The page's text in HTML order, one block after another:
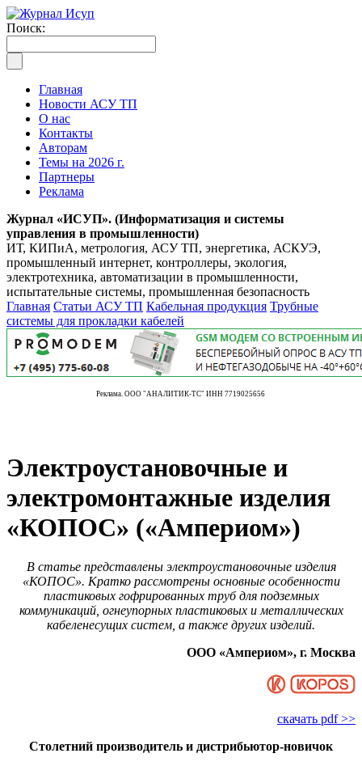
Поиск:
Главная
Новости АСУ ТП
О нас
Контакты
Авторам
Темы на 2026 г.
Партнеры
Реклама
Журнал «ИСУП». (Информатизация и системы
управления в промышленности)
ИТ, КИПиА, метрология, АСУ ТП, энергетика, АСКУЭ,
промышленный интернет, контроллеры, экология,
электротехника, автоматизации в промышленности,
испытательные системы, промышленная безопасность
Главная Статьи АСУ ТП Кабельная продукция Трубные
системы для прокладки кабелей
Реклама. ООО "АНАЛИТИК-ТС" ИНН 7719025656
Электроустановочные и
электромонтажные изделия
«КОПОС» («Ампериом»)
В статье представлены электроустановочные изделия
«КОПОС». Кратко рассмотрены основные особенности
пластиковых гофрированных труб для подземных
коммуникаций, огнеупорных пластиковых и металлических
кабеленесущих систем, а также других изделий.
ООО «Ампериом», г. Москва
скачать pdf >>
Столетний производитель и дистрибьютор-новичок